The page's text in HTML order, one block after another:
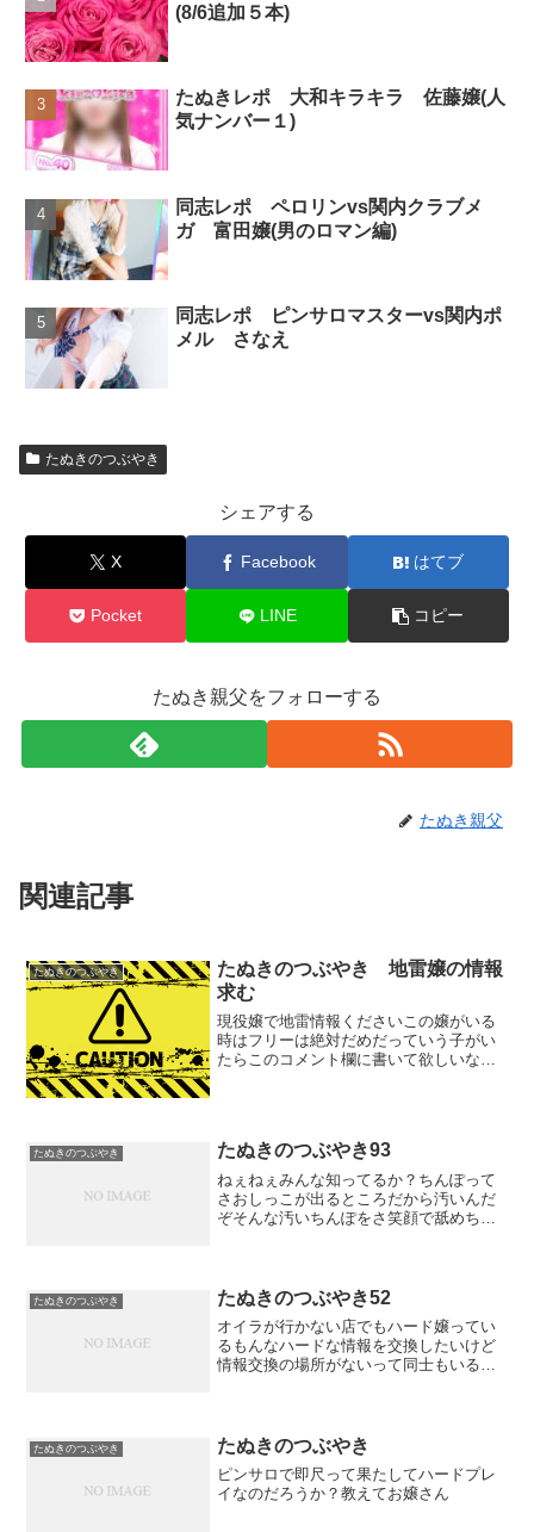
(8/6追加５本)
たぬきレポ 大和キラキラ 佐藤嬢(人
気ナンバー１)
同志レポ ペロリンvs関内クラブメ
ガ 富田嬢(男のロマン編)
同志レポ ピンサロマスターvs関内ポ
メル さなえ
たぬきのつぶやき
シェアする
X Facebook はてブ
Pocket LINE コピー
たぬき親父をフォローする
たぬき親父
関連記事
たぬきのつぶやき
たぬきのつぶやき 地雷嬢の情報
求む
現役嬢で地雷情報くださいこの嬢がいる
時はフリーは絶対だめだっていう子がい
たらこのコメント欄に書いて欲しいな地
たぬきのつぶやき たぬきのつぶやき93
ねぇねぇみんな知ってるか？ちんぽって
さおしっこが出るところだから汚いんだ
ぞそんな汚いちんぽをさ笑顔で舐めちゃ
とだよな想像してたら勃起...
たぬきのつぶやき たぬきのつぶやき52
オイラが行かない店でもハード嬢ってい
るもんなハードな情報を交換したいけど
情報交換の場所がないって同士もいるは
たぬきのつぶやき たぬきのつぶやき
ピンサロで即尺って果たしてハードプレ
イなのだろうか？教えてお嬢さん